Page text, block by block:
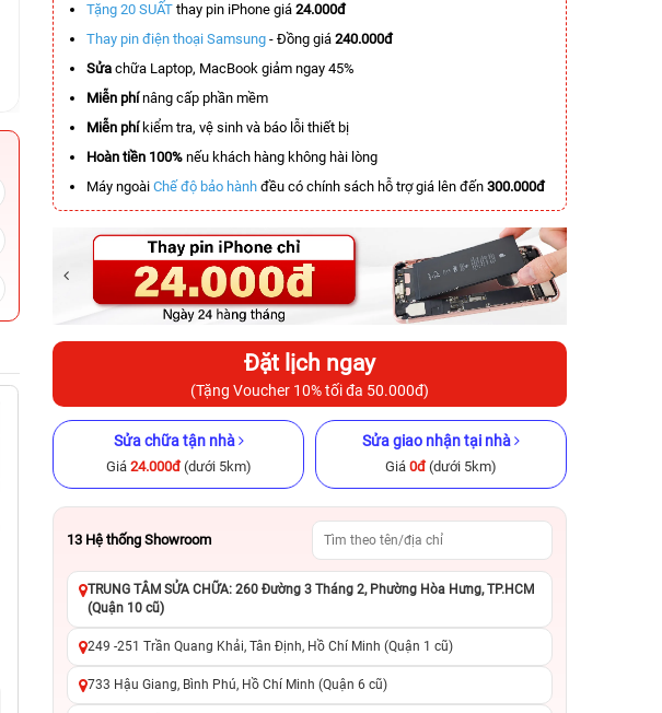
iPhone 11 Pro Max 64GB Cũ
chính hãng
4.990.000đ
8.990.000đ
-4.000.000đ
4.890.000đ 8.990.000đ
-4.100.000đ -3.500.000đ
Tặng 20 SUẤT thay pin iPhone giá 24.000đ
Thay pin điện thoại Samsung - Đồng giá 240.000đ
Sửa chữa Laptop, MacBook giảm ngay 45%
Miễn phínâng cấp phần mềm
Miễn phíkiểm tra, vệ sinh và báo lỗi thiết bị
Hoàn tiền 100% nếu khách hàng không hài lòng
Máy ngoài Chế độ bảo hành đều có chính sách hỗ trợ giá lên đến 300.000đ
Đặt lịch ngay
(Tặng Voucher 10% tối đa 50.000đ)
Sửa chữa tận nhà
Giá 24.000đ(dưới 5km)
Sửa giao nhận tại nhà
Giá 0đ(dưới 5km)
13 Hệ thống Showroom
TRUNG TÂM SỬA CHỮA: 260 Đường 3 Tháng 2, Phường Hòa Hưng, TP.HCM
(Quận 10 cũ)
249 -251 Trần Quang Khải, Tân Định, Hồ Chí Minh (Quận 1 cũ)
733 Hậu Giang, Bình Phú, Hồ Chí Minh (Quận 6 cũ)